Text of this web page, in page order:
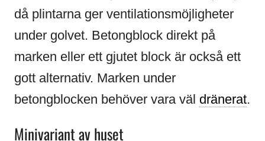
då plintarna ger ventilationsmöjligheter
under golvet. Betongblock direkt på
marken eller ett gjutet block är också ett
gott alternativ. Marken under
betongblocken behöver vara väl dränerat.
Minivariant av huset